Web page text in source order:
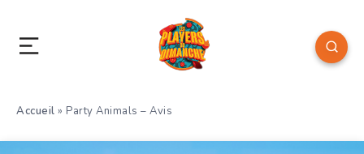
Accueil » Party Animals – Avis